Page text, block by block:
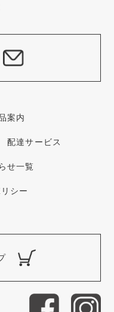
案内
配達サービス
せ一覧
シー